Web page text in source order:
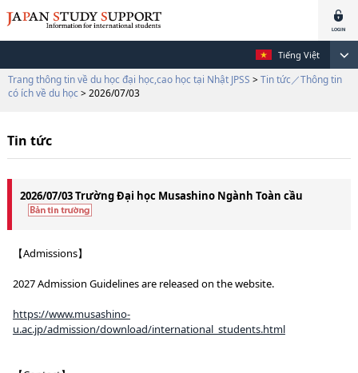
Tiếng Việt
Trang thông tin về du học đại học,cao học tại Nhật JPSS > Tin tức／Thông tin
có ích về du học > 2026/07/03
Tin tức
2026/07/03 Trường Đại học Musashino Ngành Toàn cầu
【Admissions】
2027 Admission Guidelines are released on the website.
https://www.musashino-
u.ac.jp/admission/download/international_students.html